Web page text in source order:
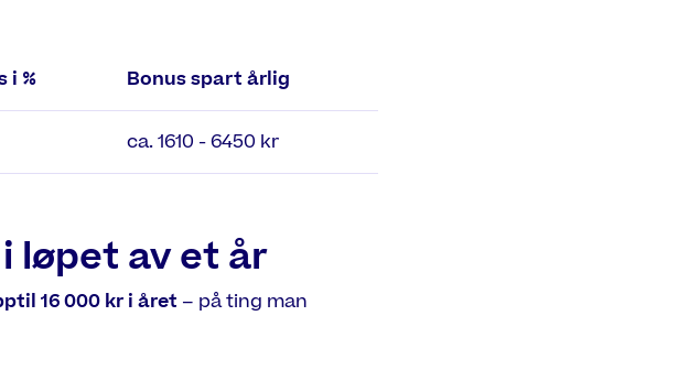
i % Bonus spart årlig
ca. 1610 - 6450 kr
løpet av et år
16 000 kr i året – på ting man